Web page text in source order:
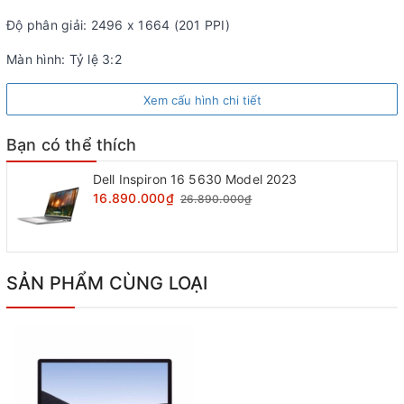
ngoài trời sử dụng thì màn hình dễ nhìn
Độ phân giải: 2496 x 1664 (201 PPI)
Màn hình: Tỷ lệ 3:2
Xem cấu hình chi tiết
Bạn có thể thích
Dell Inspiron 16 5630 Model 2023
16.890.000₫ 26.890.000₫
SẢN PHẨM CÙNG LOẠI